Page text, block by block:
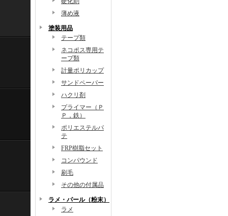
薄め液
塗装用品
テープ類
ネコポス専用テ
ープ類
計量ポリカップ
サンドペーパー
ハクリ剤
プライマー（Ｐ
Ｐ，鉄）
ポリエステルパ
テ
FRP樹脂セット
コンパウンド
刷毛
その他の付属品
ラメ・パール（粉末）
ラメ